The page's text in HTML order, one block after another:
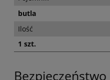
butla
Ilość
1 szt.
Bezpieczeństwo